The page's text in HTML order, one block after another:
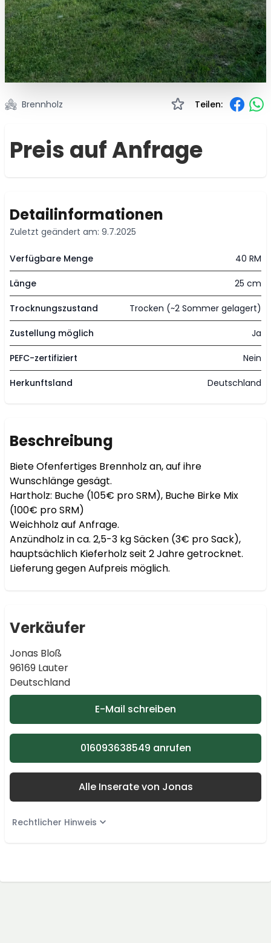
Brennholz Teilen:
Preis auf Anfrage
Detailinformationen
Zuletzt geändert am: 9.7.2025
Verfügbare Menge 40 RM
Länge 25 cm
Trocknungszustand Trocken (~2 Sommer gelagert)
Zustellung möglich Ja
PEFC-zertifiziert Nein
Herkunftsland Deutschland
Beschreibung
Biete Ofenfertiges Brennholz an, auf ihre
Wunschlänge gesägt.
Hartholz: Buche (105€ pro SRM), Buche Birke Mix
(100€ pro SRM)
Weichholz auf Anfrage.
Anzündholz in ca. 2,5-3 kg Säcken (3€ pro Sack),
hauptsächlich Kieferholz seit 2 Jahre getrocknet.
Lieferung gegen Aufpreis möglich.
Verkäufer
Jonas Bloß
96169 Lauter
Deutschland
E-Mail schreiben
016093638549 anrufen
Alle Inserate von Jonas
Rechtlicher Hinweis